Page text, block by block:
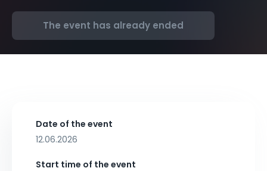
The event has already ended
Date of the event
12.06.2026
Start time of the event